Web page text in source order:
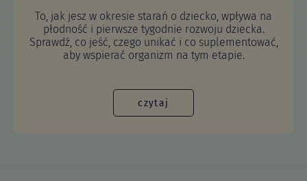
To, jak jesz w okresie starań o dziecko, wpływa na
płodność i pierwsze tygodnie rozwoju dziecka.
Sprawdź, co jeść, czego unikać i co suplementować,
aby wspierać organizm na tym etapie.
czytaj